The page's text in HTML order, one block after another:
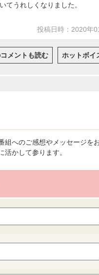
てうれしくなりました。
投稿日時：2020年
メントも読む ホットボイ
組へのご感想やメッセージを
かして参ります。